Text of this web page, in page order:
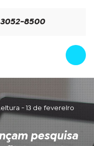
8500
- 13 de fevereiro
pesquisa